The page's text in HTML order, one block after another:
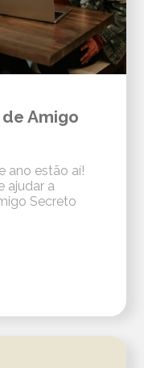
Amigo
ano estão aí!
ajudar a
Secreto